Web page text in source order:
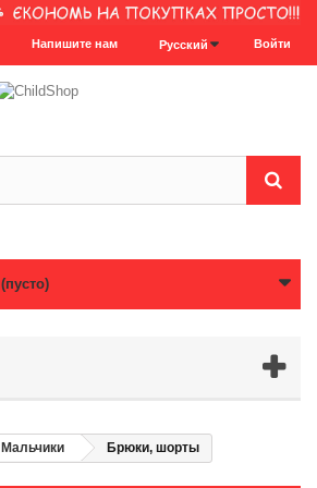
Войти
Русский
Напишите нам
(пусто)
Мальчики Брюки, шорты